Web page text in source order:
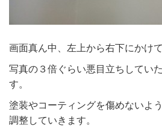
画面真ん中、左上から右下にかけ
写真の３倍ぐらい悪目立ちしてい
す。
塗装やコーティングを傷めないよ
調整していきます。